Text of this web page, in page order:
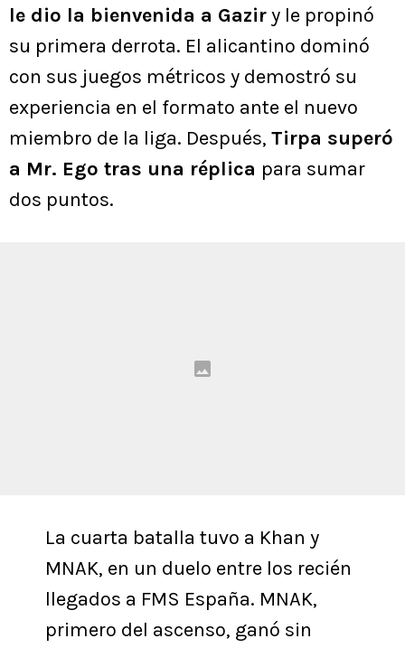
le dio la bienvenida a Gaziry le propinó
su primera derrota. El alicantino dominó
con sus juegos métricos y demostró su
experiencia en el formato ante el nuevo
miembro de la liga. Después, Tirpa superó
a Mr. Ego tras una réplica para sumar
dos puntos.
La cuarta batalla tuvo a Khan y
MNAK, en un duelo entre los recién
llegados a FMS España. MNAK,
primero del ascenso, ganó sin